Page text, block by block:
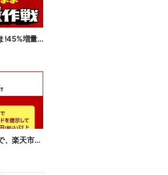
【おトク】お値段そのまま!45%増量作戦!
楽天ポイントカード提示で、楽天市場でのお買い物がおトクに!